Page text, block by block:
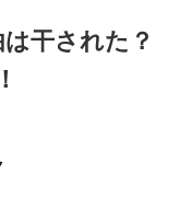
干された？